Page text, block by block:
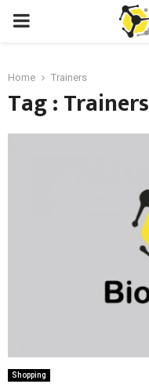
PRIMARY
Home Trainers
Tag : Trainers
Shopping